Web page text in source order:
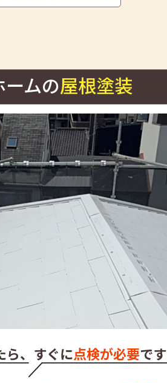
ムの屋根塗装
、 すぐに点検が必要です